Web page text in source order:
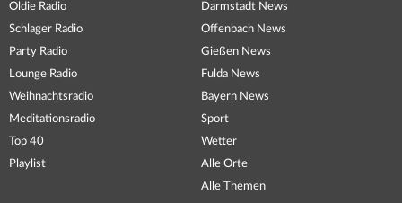
Oldie Radio
Schlager Radio
Party Radio
Lounge Radio
Weihnachtsradio
Meditationsradio
Top 40
Playlist
Darmstadt News
Offenbach News
Gießen News
Fulda News
Bayern News
Sport
Wetter
Alle Orte
Alle Themen